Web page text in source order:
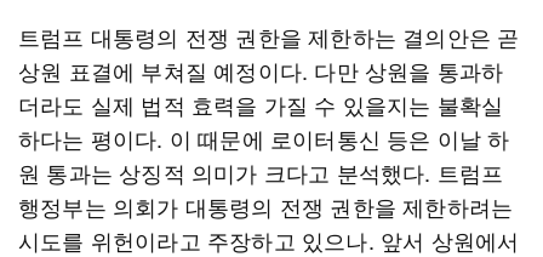
트럼프 대통령의 전쟁 권한을 제한하는 결의안은 곧
상원 표결에 부쳐질 예정이다. 다만 상원을 통과하
더라도 실제 법적 효력을 가질 수 있을지는 불확실
하다는 평이다. 이 때문에 로이터통신 등은 이날 하
원 통과는 상징적 의미가 크다고 분석했다. 트럼프
행정부는 의회가 대통령의 전쟁 권한을 제한하려는
시도를 위헌이라고 주장하고 있으나. 앞서 상원에서